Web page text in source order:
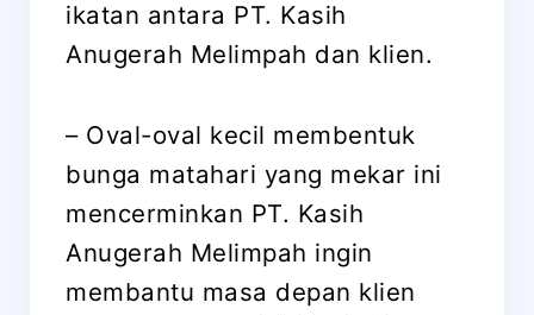
ikatan antara PT. Kasih
Anugerah Melimpah dan klien.
– Oval-oval kecil membentuk
bunga matahari yang mekar ini
mencerminkan PT. Kasih
Anugerah Melimpah ingin
membantu masa depan klien